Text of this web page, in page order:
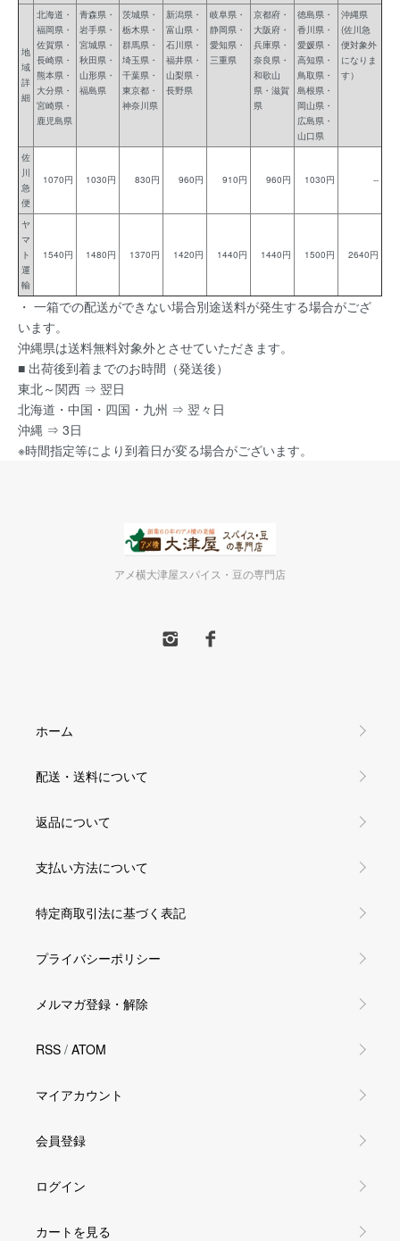
地
域
詳
細
北海道・
福岡県・
佐賀県・
長崎県・
熊本県・
大分県・
宮崎県・
鹿児島県
青森県・
岩手県・
宮城県・
秋田県・
山形県・
福島県
茨城県・
栃木県・
群馬県・
埼玉県・
千葉県・
東京都・
神奈川県
新潟県・
富山県・
石川県・
福井県・
山梨県・
長野県
岐阜県・
静岡県・
愛知県・
三重県
京都府・
大阪府・
兵庫県・
奈良県・
和歌山
県・滋賀
県
徳島県・
香川県・
愛媛県・
高知県・
鳥取県・
島根県・
岡山県・
広島県・
山口県
沖縄県
(佐川急
便対象外
になりま
す）
佐
川
急
便
1070円 1030円 830円 960円 910円 960円 1030円 --
ヤ
マ
ト
運
輸
1540円 1480円 1370円 1420円 1440円 1440円 1500円 2640円
・ 一箱での配送ができない場合別途送料が発生する場合がござ
います。
沖縄県は送料無料対象外とさせていただきます。
■ 出荷後到着までのお時間（発送後）
東北～関西 ⇒ 翌日
北海道・中国・四国・九州 ⇒ 翌々日
沖縄 ⇒ 3日
※時間指定等により到着日が変る場合がございます。
アメ横大津屋スパイス・豆の専門店
ホーム
配送・送料について
返品について
支払い方法について
特定商取引法に基づく表記
プライバシーポリシー
メルマガ登録・解除
RSS / ATOM
マイアカウント
会員登録
ログイン
カートを見る